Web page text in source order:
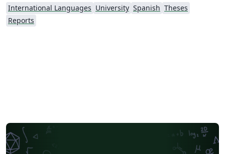
International Languages University Spanish Theses
Reports